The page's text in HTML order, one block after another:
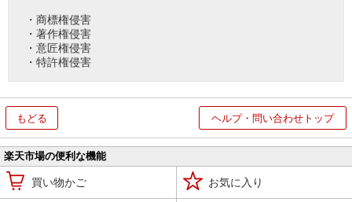
・商標権侵害
・著作権侵害
・意匠権侵害
・特許権侵害
もどる ヘルプ・問い合わせトップ
楽天市場の便利な機能
買い物かご お気に入り